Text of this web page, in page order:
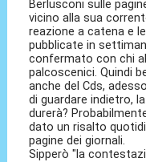
Berlusconi sulle
vicino alla sua
reazione a catena e
pubblicate in
confermato con chi
palcoscenici. Quindi
anche del Cds,
di guardare indietro,
durerà?
dato un risalto
pagine dei giornali.
Sipperò "la